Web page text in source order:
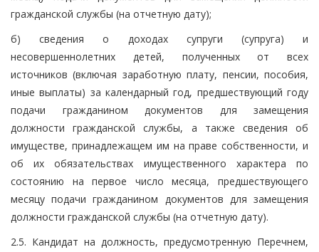
гражданской службы (на отчетную дату);
б) сведения о доходах супруги (супруга) и
несовершеннолетних детей, полученных от всех
источников (включая заработную плату, пенсии, пособия,
иные выплаты) за календарный год, предшествующий году
подачи гражданином документов для замещения
должности гражданской службы, а также сведения об
имуществе, принадлежащем им на праве собственности, и
об их обязательствах имущественного характера по
состоянию на первое число месяца, предшествующего
месяцу подачи гражданином документов для замещения
должности гражданской службы (на отчетную дату).
2.5. Кандидат на должность, предусмотренную Перечнем,